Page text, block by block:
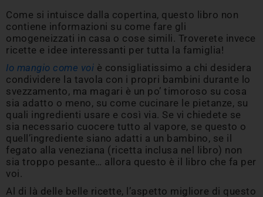
Come si intuisce dalla copertina, questo libro non
contiene informazioni su come fare gli
omogeneizzati in casa o cose simili. Troverete invece
ricette e idee interessanti per tutta la famiglia!
Io mangio come voi è consigliatissimo a chi desidera
condividere la tavola con i propri bambini durante lo
svezzamento, ma magari è un po’ timoroso su cosa
sia adatto o meno, su come cucinare le pietanze, su
quali ingredienti usare e così via. Se vi chiedete se
sia necessario cuocere tutto al vapore, se questo o
quell’ingrediente siano adatti a un bambino, se il
fegato alla veneziana (ricetta inclusa nel libro) non
sia troppo pesante… allora questo è il libro che fa per
voi.
Al di là delle belle ricette, l’aspetto migliore di questo